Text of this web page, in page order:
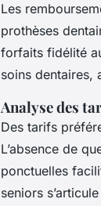
Les
prothèses
forfaits fidélité
soins dentaires,
Analyse des
Des tarifs
L’absence de
ponctuelles
seniors